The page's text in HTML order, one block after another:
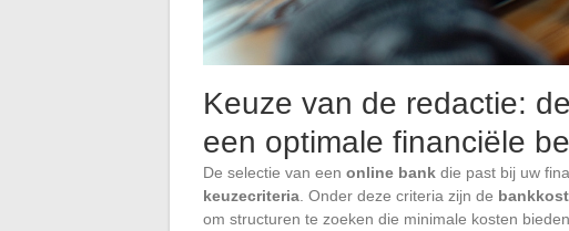
Keuze van de redactie:
een optimale financiële
De selectie van een online bank die past bij uw
keuzecriteria . Onder deze criteria zijn de
om structuren te zoeken die minimale kosten